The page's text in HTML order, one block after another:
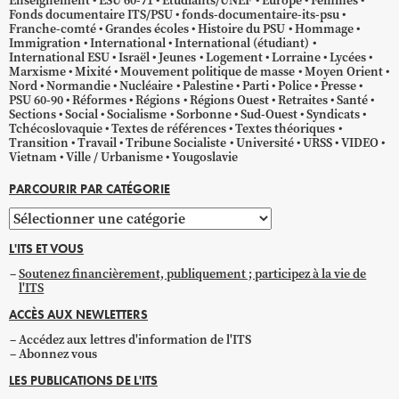
Fonds documentaire ITS/PSU fonds-documentaire-its-psu
Franche-comté Grandes écoles Histoire du PSU Hommage
Immigration International International (étudiant)
International ESU Israël Jeunes Logement Lorraine Lycées
Marxisme Mixité Mouvement politique de masse Moyen Orient
Nord Normandie Nucléaire Palestine Parti Police Presse
PSU 60-90 Réformes Régions Régions Ouest Retraites Santé
Sections Social Socialisme Sorbonne Sud-Ouest Syndicats
Tchécoslovaquie Textes de références Textes théoriques
Transition Travail Tribune Socialiste Université URSS VIDEO
Vietnam Ville / Urbanisme Yougoslavie
PARCOURIR PAR CATÉGORIE
Parcourir
par
catégorie
L'ITS ET VOUS
Soutenez financièrement, publiquement ; participez à la vie de
l'ITS
ACCÈS AUX NEWLETTERS
Accédez aux lettres d'information de l'ITS
Abonnez vous
LES PUBLICATIONS DE L'ITS